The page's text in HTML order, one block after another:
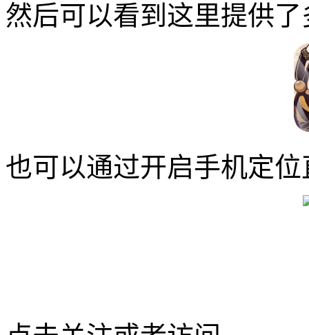
然后可以看到这里提供
也可以通过开启手机定